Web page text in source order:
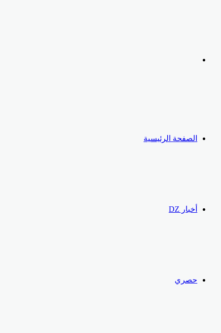
الصفحة الرئيسية
أخبار DZ
حصري